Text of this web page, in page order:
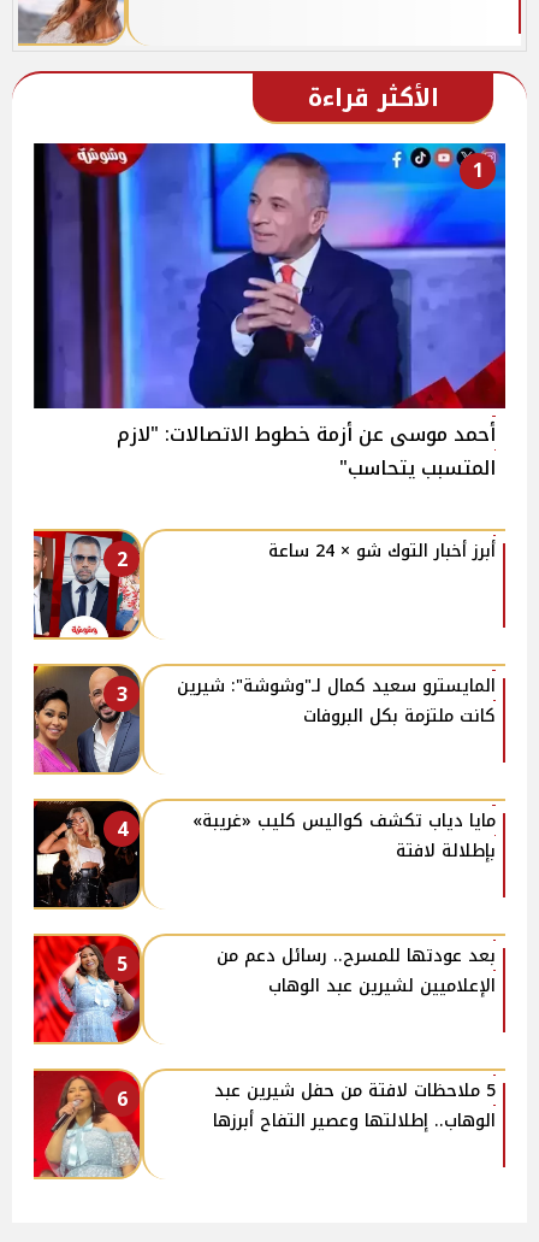
الأكثر قراءة
1
أحمد موسى عن أزمة خطوط الاتصالات: "لازم
المتسبب يتحاسب"
2 أبرز أخبار التوك شو × 24 ساعة
3
المايسترو سعيد كمال لـ"وشوشة": شيرين
كانت ملتزمة بكل البروفات
4
مايا دياب تكشف كواليس كليب «غريبة»
بإطلالة لافتة
5
بعد عودتها للمسرح.. رسائل دعم من
الإعلاميين لشيرين عبد الوهاب
6
5 ملاحظات لافتة من حفل شيرين عبد
الوهاب.. إطلالتها وعصير التفاح أبرزها